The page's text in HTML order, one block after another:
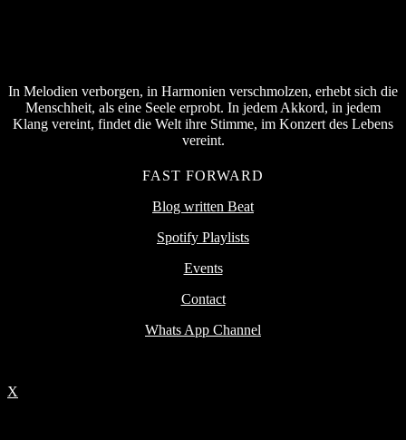
In Melodien verborgen, in Harmonien verschmolzen, erhebt sich die
Menschheit, als eine Seele erprobt. In jedem Akkord, in jedem
Klang vereint, findet die Welt ihre Stimme, im Konzert des Lebens
vereint.
FAST FORWARD
Blog written Beat
Spotify Playlists
Events
Contact
Whats App Channel
X